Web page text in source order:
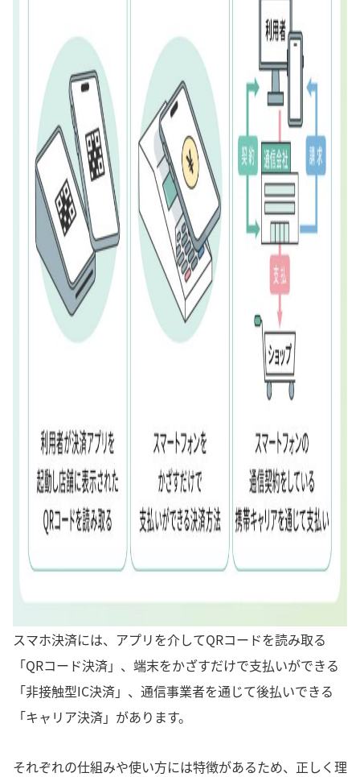
スマホ決済には、アプリを介してQRコードを読み取る
「QRコード決済」、端末をかざすだけで支払いができる
「非接触型IC決済」、通信事業者を通じて後払いできる
「キャリア決済」があります。
それぞれの仕組みや使い方には特徴があるため、正しく理